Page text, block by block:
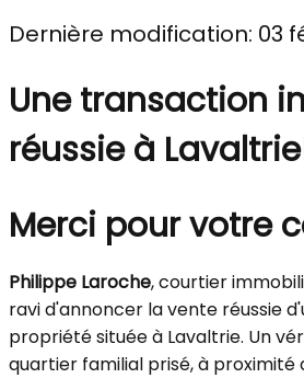
Dernière modification: 03
Une transaction
réussie à
Merci pour votre
Philippe Laroche, courtier
ravi d'annoncer la vente réussie
propriété située à Lavaltrie. Un
quartier familial prisé, à proximité